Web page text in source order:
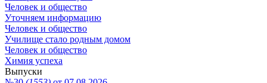
Человек и общество
Уточняем информацию
Человек и общество
Училище стало родным домом
Человек и общество
Химия успеха
Выпуски